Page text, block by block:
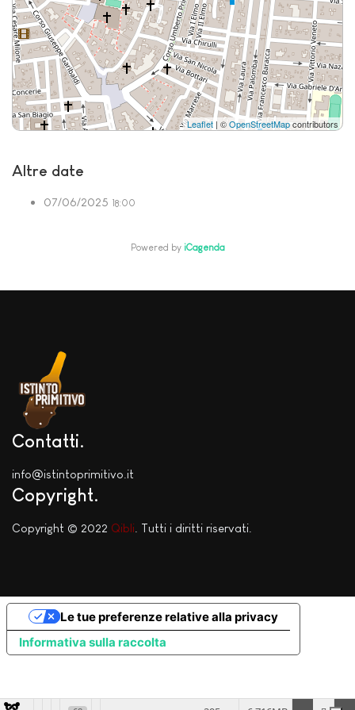
Leaflet | ©OpenStreetMapcontributors
Altre date
07/06/2025 18:00
Powered by iCagenda
Contatti
info@istintoprimitivo.it
Copyright
Copyright © 2022 Qibli . Tutti i diritti riservati.
Informativa sulla raccolta
Le tue preferenze relative alla privacy